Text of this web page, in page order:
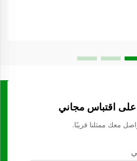
اقتباس مجاني
معك ممثلنا قريبًا.